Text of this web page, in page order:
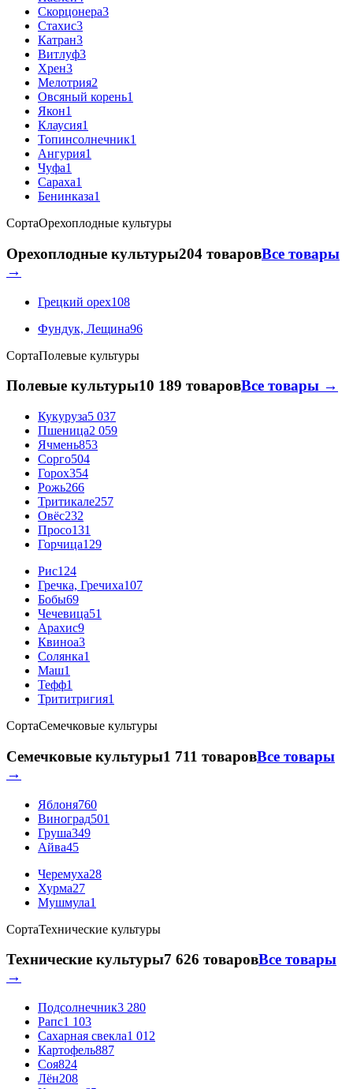
Скорцонера3
Стахис3
Катран3
Витлуф3
Хрен3
Мелотрия2
Овсяный корень1
Якон1
Клаусия1
Топинсолнечник1
Ангурия1
Чуфа1
Сараха1
Бенинказа1
СортаОрехоплодные культуры
Орехоплодные культуры204 товаровВсе товары
→
Грецкий орех108
Фундук, Лещина96
СортаПолевые культуры
Полевые культуры10 189 товаровВсе товары →
Кукуруза5 037
Пшеница2 059
Ячмень853
Сорго504
Горох354
Рожь266
Тритикале257
Овёс232
Просо131
Горчица129
Рис124
Гречка, Гречиха107
Бобы69
Чечевица51
Арахис9
Квиноа3
Солянка1
Маш1
Тефф1
Трититригия1
СортаСемечковые культуры
Семечковые культуры1 711 товаровВсе товары
→
Яблоня760
Виноград501
Груша349
Айва45
Черемуха28
Хурма27
Мушмула1
СортаТехнические культуры
Технические культуры7 626 товаровВсе товары
→
Подсолнечник3 280
Рапс1 103
Сахарная свекла1 012
Картофель887
Соя824
Лён208